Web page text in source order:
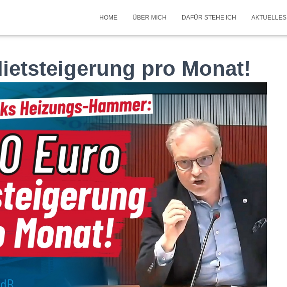
HOME ÜBER MICH DAFÜR STEHE ICH AKTUELLES
pro Monat!